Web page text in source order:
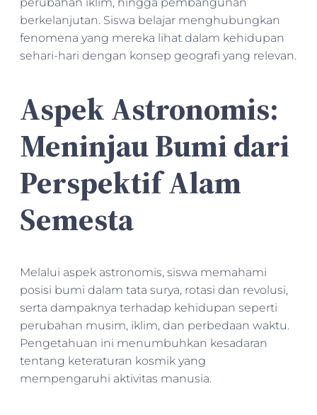
berkelanjutan. Siswa belajar menghubungkan
fenomena yang mereka lihat dalam kehidupan
sehari-hari dengan konsep geografi yang relevan.
Aspek Astronomis:
Meninjau Bumi dari
Perspektif Alam
Semesta
Melalui aspek astronomis, siswa memahami
posisi bumi dalam tata surya, rotasi dan revolusi,
serta dampaknya terhadap kehidupan seperti
perubahan musim, iklim, dan perbedaan waktu.
Pengetahuan ini menumbuhkan kesadaran
tentang keteraturan kosmik yang
mempengaruhi aktivitas manusia.